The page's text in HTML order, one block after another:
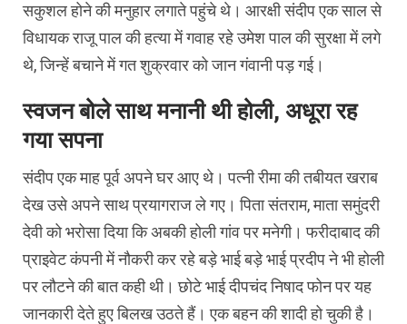
सकुशल होने की मनुहार लगाते पहुंचे थे। आरक्षी संदीप एक साल से
विधायक राजू पाल की हत्या में गवाह रहे उमेश पाल की सुरक्षा में लगे
थे, जिन्हें बचाने में गत शुक्रवार को जान गंवानी पड़ गई।
स्वजन बोले साथ मनानी थी होली, अधूरा रह
गया सपना
संदीप एक माह पूर्व अपने घर आए थे। पत्नी रीमा की तबीयत खराब
देख उसे अपने साथ प्रयागराज ले गए। पिता संतराम, माता समुंदरी
देवी को भरोसा दिया कि अबकी होली गांव पर मनेगी। फरीदाबाद की
प्राइवेट कंपनी में नौकरी कर रहे बड़े भाई बड़े भाई प्रदीप ने भी होली
पर लौटने की बात कही थी। छोटे भाई दीपचंद निषाद फोन पर यह
जानकारी देते हुए बिलख उठते हैं। एक बहन की शादी हो चुकी है।